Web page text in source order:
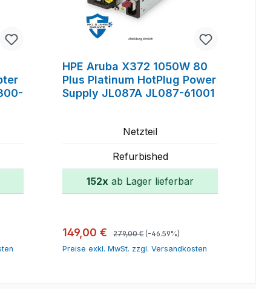
HPE Aruba X372 1050W 80
Plus Platinum HotPlug Power
Supply JL087A JL087-61001
Netzteil
Refurbished
152x ab Lager lieferbar
Verkaufspreis:
149,00 € Regulärer Preis:
279,00 € (-46.59%)
Preise exkl. MwSt. zzgl. Versandkosten
In den Warenkorb